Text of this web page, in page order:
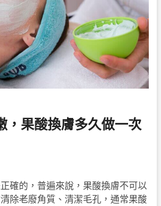
，果酸換膚多久做一次
確的，普遍來說，果酸換膚不可以
除老廢角質、清潔毛孔，通常果酸